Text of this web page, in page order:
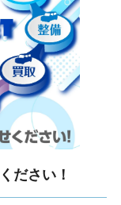
ださい！